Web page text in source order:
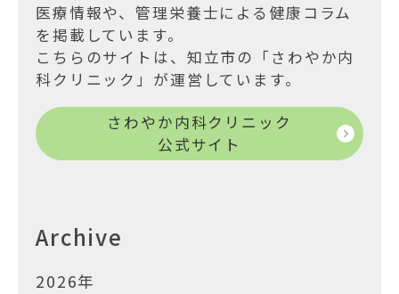
医療情報や、管理栄養士による健康コラム
を掲載しています。
こちらのサイトは、知立市の「さわやか内
科クリニック」が運営しています。
さわやか内科クリニック
公式サイト
Archive
2026年